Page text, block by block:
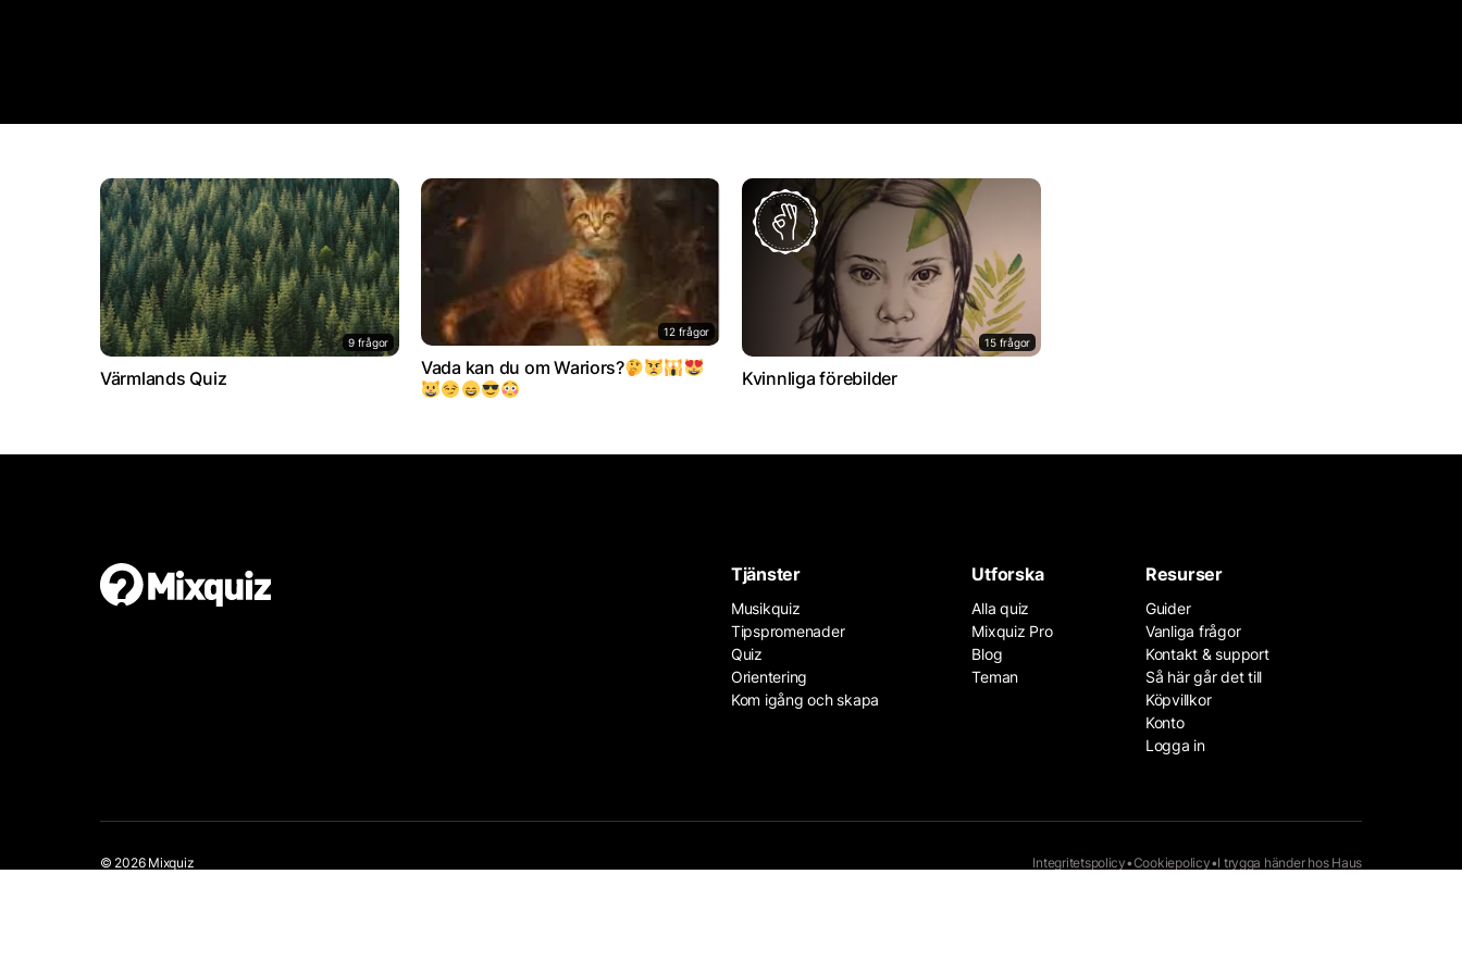
9 frågor
Värmlands Quiz
12 frågor
Vada kan du om Wariors?
15 frågor
Kvinnliga förebilder
Tjänster
Musikquiz
Tipspromenader
Quiz
Orientering
Kom igång och skapa
Utforska
Alla quiz
Mixquiz Pro
Blog
Teman
Resurser
Guider
Vanliga frågor
Kontakt & support
Så här går det till
Köpvillkor
Konto
Logga in
© 2026 Mixquiz Integritetspolicy•Cookiepolicy•I trygga händer hos Haus